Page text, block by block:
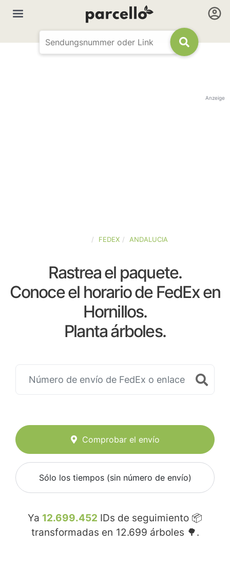
Anzeige
FEDEX ANDALUCIA
Rastrea el paquete.
Conoce el horario de FedEx en
Hornillos.
Planta árboles.
Comprobar el envío
Sólo los tiempos (sin número de envío)
Ya 12.699.452 IDs de seguimiento 📦
transformadas en 12.699 árboles 🌳.